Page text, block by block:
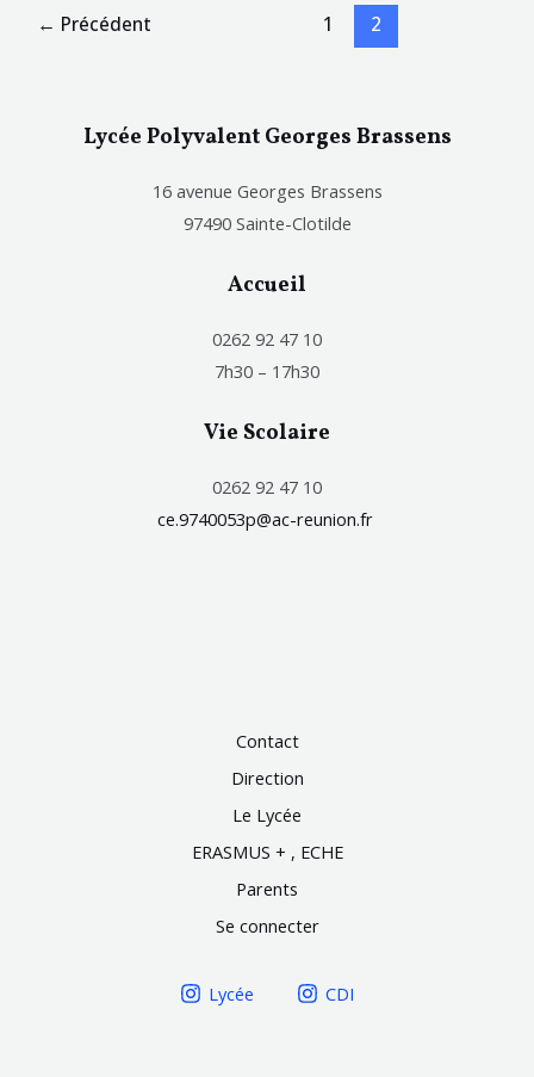
← Précédent 1 2
Lycée Polyvalent Georges Brassens
16 avenue Georges Brassens
97490 Sainte-Clotilde
Accueil
0262 92 47 10
7h30 – 17h30
Vie Scolaire
0262 92 47 10
ce.9740053p@ac-reunion.fr
Contact
Direction
Le Lycée
ERASMUS + , ECHE
Parents
Se connecter
Lycée CDI